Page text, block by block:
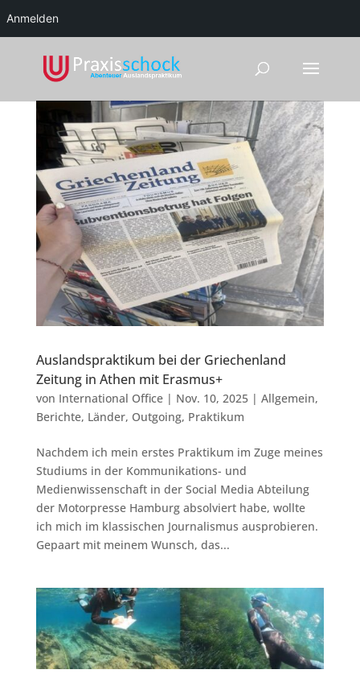
Anmelden
Auslandspraktikum bei der Griechenland
Zeitung in Athen mit Erasmus+
von International Office| Nov. 10, 2025| Allgemein,
Berichte, Länder, Outgoing, Praktikum
Nachdem ich mein erstes Praktikum im Zuge meines
Studiums in der Kommunikations- und
Medienwissenschaft in der Social Media Abteilung
der Motorpresse Hamburg absolviert habe, wollte
ich mich im klassischen Journalismus ausprobieren.
Gepaart mit meinem Wunsch, das...